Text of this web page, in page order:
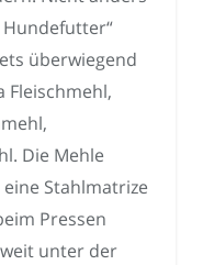
überwiegend
Fleischmehl,
Die Mehle
Stahlmatrize
Pressen
unter der